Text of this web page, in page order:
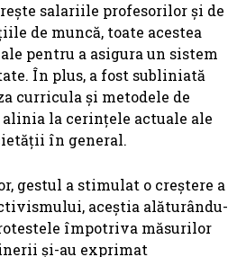
salariile profesorilor și de
de muncă, toate acestea
pentru a asigura un sistem
În plus, a fost subliniată
curricula și metodele de
alinia la cerințele actuale ale
în general.
gestul a stimulat o creștere a
aceștia alăturându-
împotriva măsurilor
și-au exprimat